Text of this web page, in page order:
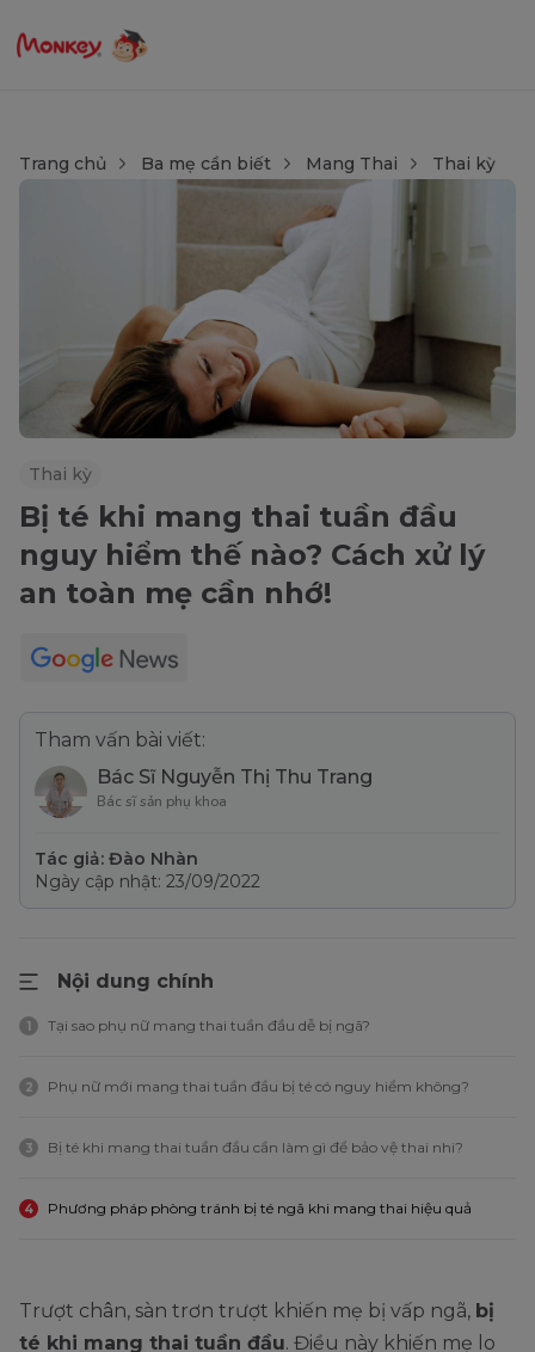
Trang chủ Ba mẹ cần biết Mang Thai Thai kỳ
Thai kỳ
Bị té khi mang thai tuần đầu
nguy hiểm thế nào? Cách xử lý
an toàn mẹ cần nhớ!
Tham vấn bài viết:
Bác Sĩ Nguyễn Thị Thu Trang
Bác sĩ sản phụ khoa
Tác giả: Đào Nhàn
Ngày cập nhật: 23/09/2022
Nội dung chính
1 Tại sao phụ nữ mang thai tuần đầu dễ bị ngã?
2 Phụ nữ mới mang thai tuần đầu bị té có nguy hiểm không?
3 Bị té khi mang thai tuần đầu cần làm gì để bảo vệ thai nhi?
4 Phương pháp phòng tránh bị té ngã khi mang thai hiệu quả
Trượt chân, sàn trơn trượt khiến mẹ bị vấp ngã, bị
té khi mang thai tuần đầu. Điều này khiến mẹ lo